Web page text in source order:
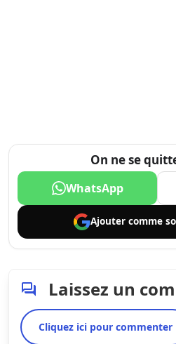
On ne se
WhatsApp
Ajouter comme
Laissez un
Cliquez ici pour commenter